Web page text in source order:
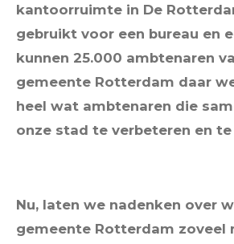
kantoorruimte in De
gebruikt voor een bureau en
kunnen 25.000 ambtenaren
gemeente Rotterdam daar
heel wat ambtenaren die
onze stad te verbeteren en
Nu, laten we nadenken over
gemeente Rotterdam zoveel